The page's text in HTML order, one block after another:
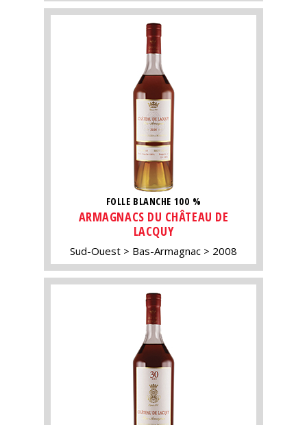
FOLLE BLANCHE 100 %
ARMAGNACS DU CHÂTEAU DE
LACQUY
Sud-Ouest Bas-Armagnac 2008